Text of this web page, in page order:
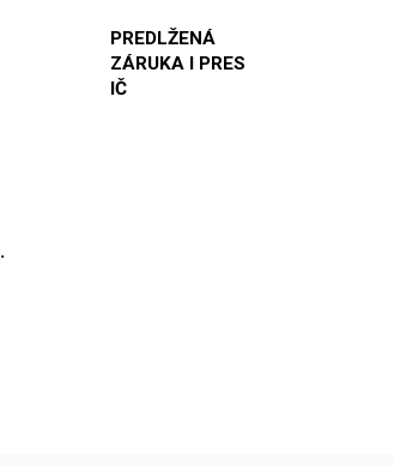
PREDLŽENÁ
ZÁRUKA I PRES
IČ
.